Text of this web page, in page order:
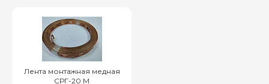
Лента монтажная медная
СРГ-20 М